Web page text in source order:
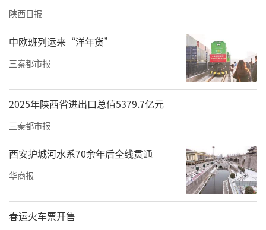
陕西日报
中欧班列运来“洋年货”
三秦都市报
2025年陕西省进出口总值5379.7亿元
三秦都市报
西安护城河水系70余年后全线贯通
华商报
春运火车票开售